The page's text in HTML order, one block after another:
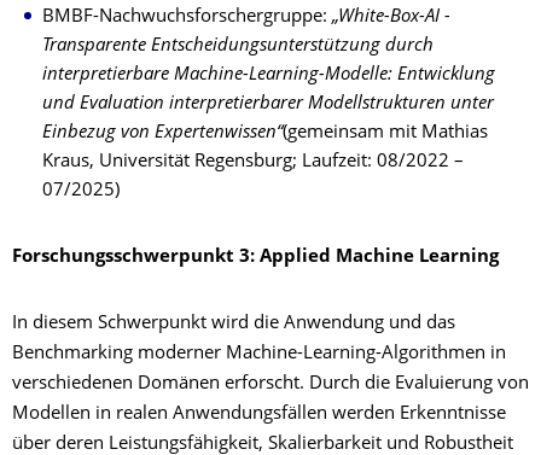
BMBF-Nachwuchsforschergruppe:„White-Box-AI -
Transparente Entscheidungsunterstützung durch
interpretierbare Machine-Learning-Modelle: Entwicklung
und Evaluation interpretierbarer Modellstrukturen unter
Einbezug von Expertenwissen“(gemeinsam mit Mathias
Kraus, Universität Regensburg; Laufzeit: 08/2022 –
07/2025)
Forschungsschwerpunkt 3: Applied Machine Learning
In diesem Schwerpunkt wird die Anwendung und das
Benchmarking moderner Machine-Learning-Algorithmen in
verschiedenen Domänen erforscht. Durch die Evaluierung von
Modellen in realen Anwendungsfällen werden Erkenntnisse
über deren Leistungsfähigkeit, Skalierbarkeit und Robustheit